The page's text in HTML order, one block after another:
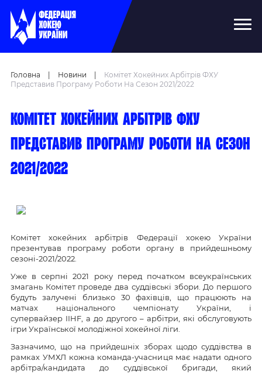
Головна Новини
Комітет Хокейних Арбітрів ФХУ
Представив Програму Роботи На Сезон 2021/2022
Комітет хокейних арбітрів ФХУ
представив програму роботи на сезон
2021/2022
Комітет хокейних арбітрів Федерації хокею України
презентував програму роботи органу в прийдешньому
сезоні-2021/2022.
Уже в серпні 2021 року перед початком всеукраїнських
змагань Комітет проведе два суддівські збори. До першого
будуть залучені близько 30 фахівців, що працюють на
матчах національного чемпіонату України, і
супервайзер IIHF, а до другого – арбітри, які обслуговують
ігри Української молодіжної хокейної ліги.
Зазначимо, що на прийдешніх зборах щодо суддівства в
рамках УМХЛ кожна команда-учасниця має надати одного
арбітра/кандидата до суддівської бригади, який